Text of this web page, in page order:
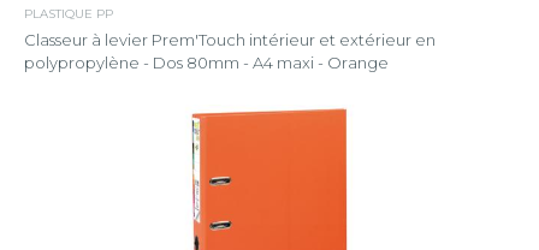
PLASTIQUE PP
Classeur à levier Prem'Touch intérieur et extérieur en
polypropylène - Dos 80mm - A4 maxi - Orange